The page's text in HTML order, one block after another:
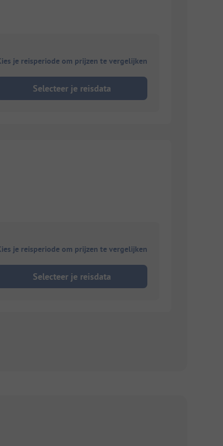
je reisperiode om prijzen te vergelijken
Selecteer je reisdata
je reisperiode om prijzen te vergelijken
Selecteer je reisdata